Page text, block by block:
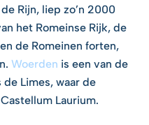
Rijn, liep zo’n 2000
het Romeinse Rijk, de
de Romeinen forten,
Woerden is een van de
Limes, waar de
Laurium.